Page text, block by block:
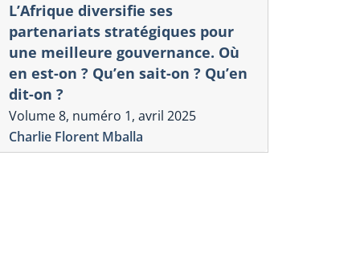
L’Afrique diversifie ses
partenariats stratégiques pour
une meilleure gouvernance. Où
en est-on ? Qu’en sait-on ? Qu’en
dit-on ?
Volume 8, numéro 1, avril 2025
Charlie Florent Mballa